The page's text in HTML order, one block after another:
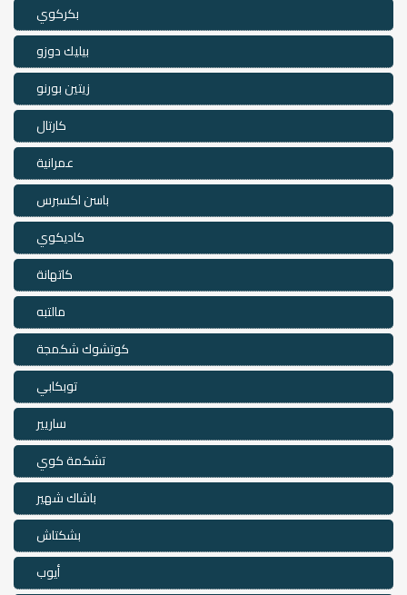
بكركوي
بيليك دوزو
زيتين بورنو
كارتال
عمرانية
باسن اكسبرس
كاديكوي
كاتهانة
مالتبه
كوتشوك شكمجة
توبكابي
ساريير
تشكمة كوي
باشاك شهير
بشكتاش
أيوب